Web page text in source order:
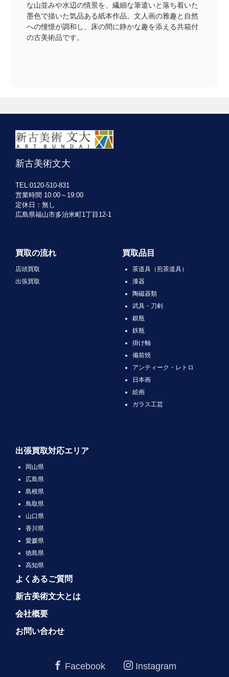
な山並みや水辺の情景を、繊細な筆遣いと落ち着いた
墨色で描いた気品ある紙本作品。文人画の雅趣と自然
への憧憬が調和し、床の間に静かな趣を添える共箱付
の古美術品です。
新古美術文大
TEL:0120-510-831
営業時間 10:00～19:00
定休日：無し
広島県福山市多治米町1丁目12-1
買取の流れ
店頭買取
出張買取
買取品目
茶道具（煎茶道具）
漆器
陶磁器類
武具・刀剣
銀瓶
鉄瓶
掛け軸
備前焼
アンティーク・レトロ
日本画
絵画
ガラス工芸
出張買取対応エリア
岡山県
広島県
島根県
鳥取県
山口県
香川県
愛媛県
徳島県
高知県
よくあるご質問
新古美術文大とは
会社概要
お問い合わせ
Facebook Instagram